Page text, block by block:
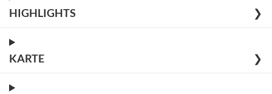
HIGHLIGHTS ❯
KARTE ❯